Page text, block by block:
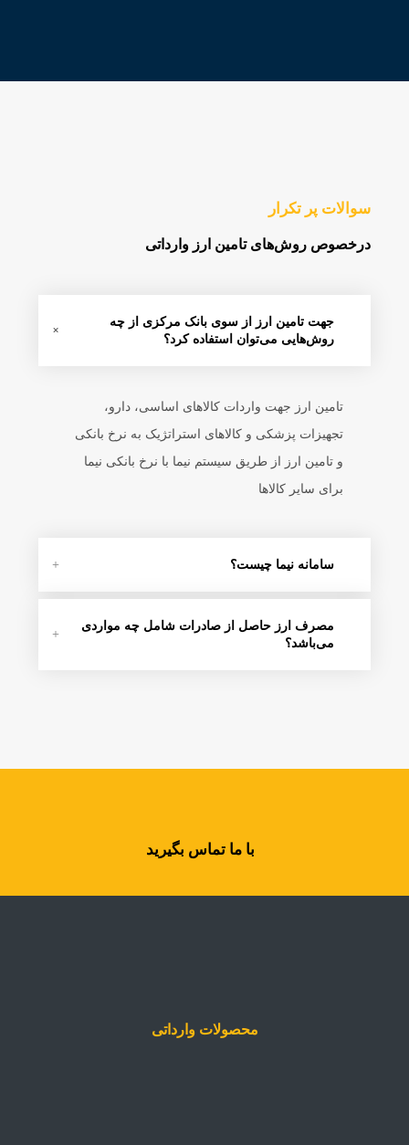
سوالات پر تکرار
درخصوص روش‌های تامین ارز وارداتی
جهت تامین ارز از سوی بانک مرکزی از چه
روش‌هایی می‌توان استفاده کرد؟
تامین ارز جهت واردات کالاهای اساسی، دارو،
تجهیزات پزشکی و کالاهای استراتژیک به نرخ بانکی
و تامین ارز از طریق سیستم نیما با نرخ بانکی نیما
برای سایر کالاها
سامانه نیما چیست؟
مصرف ارز حاصل از صادرات شامل چه مواردی
می‌باشد؟
با ما تماس بگیرید
محصولات وارداتی